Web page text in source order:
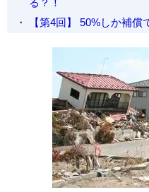
る？！
・
【第4回】 50%しか補